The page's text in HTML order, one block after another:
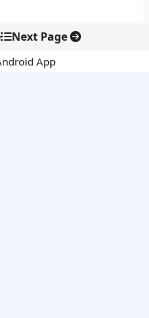
Next Page
App